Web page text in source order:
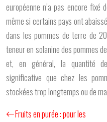
européenne n’a pas encore fixé
même si certains pays ont
dans les pommes de terre de
teneur en solanine des pommes
et, en général, la quantité
significative que chez les
stockées trop longtemps ou de
Fruits en purée : pour les